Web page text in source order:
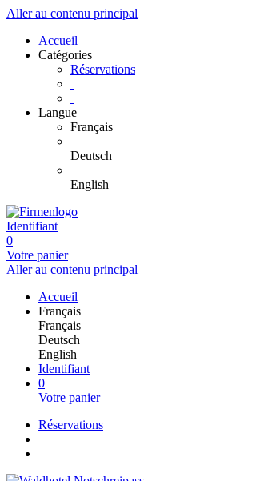
Aller au contenu principal
Accueil
Catégories
Réservations
Langue
Français
Deutsch
English
Identifiant
0
Votre panier
Aller au contenu principal
Accueil
Français
Français
Deutsch
English
Identifiant
0
Votre panier
Réservations